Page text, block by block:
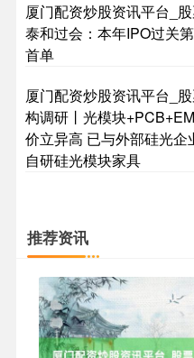
国债指数 229.69
期指IC0 7877.80
厦门配资炒股资讯平台_
泰和过会：本年IPO过关
首单
厦门配资炒股资讯平台_
构调研丨光模块
价立异高 已与外部硅光企
自研硅光模块家具
推荐资讯